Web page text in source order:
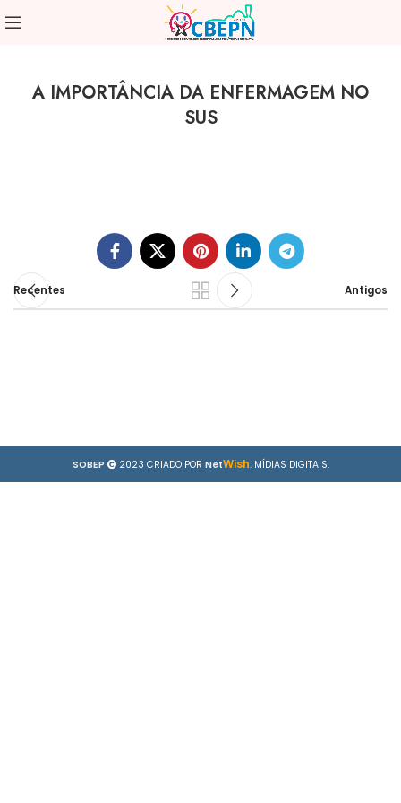
A IMPORTÂNCIA DA ENFERMAGEM NO
SUS
Recentes Antigos
SOBEP 2023 CRIADO POR NetWish. MÍDIAS DIGITAIS.